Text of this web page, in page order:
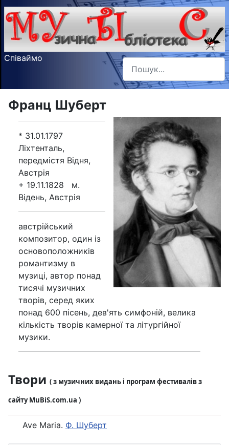
Співаймо Пошук
Type 2 or more characters
Франц Шуберт
* 31.01.1797
Ліхтенталь,
передмістя Відня,
Австрія
+ 19.11.1828 м.
Відень, Австрія
австрійський
композитор, один із
основоположників
романтизму в
музиці, автор понад
тисячі музичних
творів, серед яких
понад 600 пісень, дев'ять симфоній, велика
кількість творів камерної та літургійної
музики.
Твори ( з музичних видань і програм фестивалів з
сайту MuBiS.com.ua )
Ave Maria. Ф. Шуберт